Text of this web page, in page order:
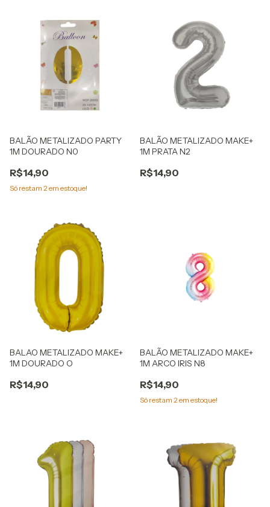
BALÃO METALIZADO PARTY
1M DOURADO N0
R$14,90
Só restam 2em estoque!
BALÃO METALIZADO MAKE+
1M PRATA N2
R$14,90
BALAO METALIZADO MAKE+
1M DOURADO O
R$14,90
BALÃO METALIZADO MAKE+
1M ARCO IRIS N8
R$14,90
Só restam 2em estoque!